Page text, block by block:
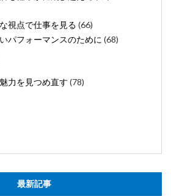
視点で仕事を見る (66)
パフォーマンスのために (68)
力を見つめ直す (78)
最新記事